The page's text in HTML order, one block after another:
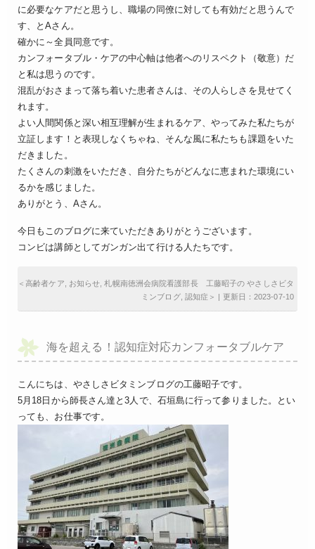
に必要なケアだと思うし、職場の同僚に対しても有効だと思うんで
す、とAさん。
確かに～全員同意です。
カンフォータブル・ケアの中心軸は他者へのリスペクト（敬意）だ
と私は思うのです。
混乱がおさまって落ち着いた患者さんは、その人らしさを見せてく
れます。
よい人間関係と深い相互理解が生まれるケア、やってみた私たちが
立証します！と表現しなくちゃね、そんな風に私たちも課題をいた
だきました。
たくさんの刺激をいただき、自分たちがどんなに恵まれた環境にい
るかを感じました。
ありがとう、Aさん。
今日もこのブログに来ていただきありがとうございます。
コンビは講師としてガンガン出て行ける人たちです。
＜ 高齢者ケア お知らせ ,札幌南徳洲会病院看護部長 工藤昭子の やさしさビタ
ミンブログ, 認知症 ＞ | 更新日：2023-07-10
海を超える！認知症対応カンフォータブルケア
こんにちは、やさしさビタミンブログの工藤昭子です。
5月18日から師長さん達と3人で、石垣島に行って参りました。とい
っても、お仕事です。